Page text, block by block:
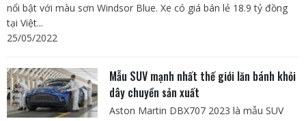
nổi bật với màu sơn Windsor Blue. Xe có giá bán lẻ 18.9 tỷ đồng
tại Việt...
25/05/2022
Mẫu SUV mạnh nhất thế giới lăn bánh khỏi
dây chuyền sản xuất
Aston Martin DBX707 2023 là mẫu SUV